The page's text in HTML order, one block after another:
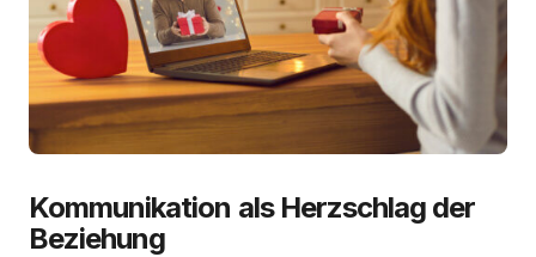
Kommunikation als Herzschlag der
Beziehung